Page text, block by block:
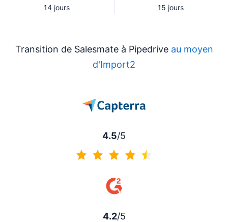
14 jours 15 jours
Transition de Salesmate à Pipedrive au moyen
d'Import2
4.5/5
4.2/5